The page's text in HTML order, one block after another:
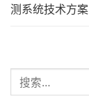
测系统技术方案